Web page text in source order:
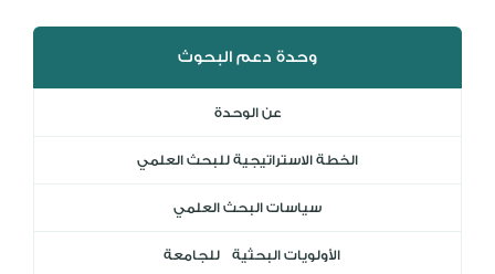
EMAIL
المكتبة الرقمية
DL
MYAES
وحدة دعم البحوث
عن الوحدة
الخطة الاستراتيجية للبحث العلمي
سياسات البحث العلمي
الأولويات البحثية للجامعة